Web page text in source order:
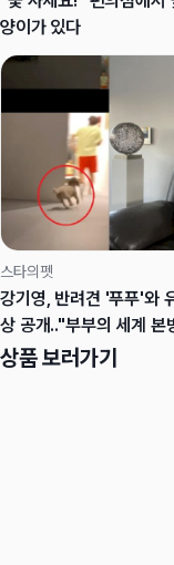
양이가 있다
스타의펫
강기영, 반려견 '푸푸'와
상 공개.."부부의 세계 본
러"
상품 보러가기